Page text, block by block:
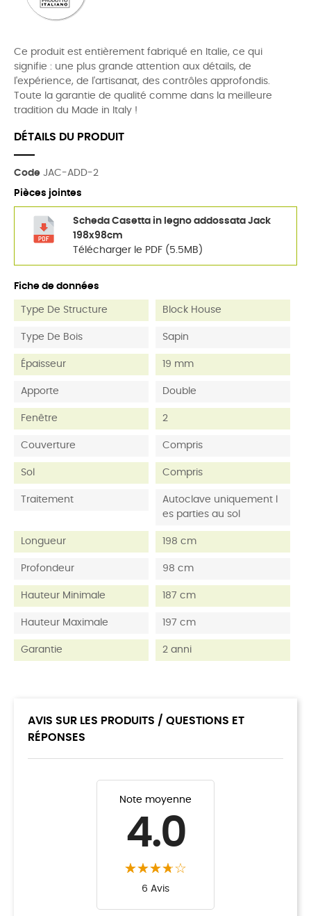
Ce produit est entièrement fabriqué en Italie, ce qui
signifie : une plus grande attention aux détails, de
l'expérience, de l'artisanat, des contrôles approfondis.
Toute la garantie de qualité comme dans la meilleure
tradition du Made in Italy !
DÉTAILS DU PRODUIT
Code JAC-ADD-2
Pièces jointes
Scheda Casetta in legno addossata Jack
198x98cm
Télécharger le PDF (5.5MB)
Fiche de données
Type De Structure Block House
Type De Bois Sapin
Épaisseur 19 mm
Apporte Double
Fenêtre 2
Couverture Compris
Sol Compris
Traitement
Autoclave uniquement l
es parties au sol
Longueur 198 cm
Profondeur 98 cm
Hauteur Minimale 187 cm
Hauteur Maximale 197 cm
Garantie 2 anni
AVIS SUR LES PRODUITS / QUESTIONS ET
RÉPONSES
Note moyenne
4.0
6 Avis